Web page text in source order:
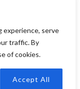
experience, serve
traffic. By
of cookies.
Accept All